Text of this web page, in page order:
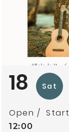
18 Sat
Open Start
12:00